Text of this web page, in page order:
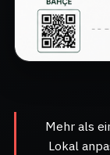
Mehr als
Lokal